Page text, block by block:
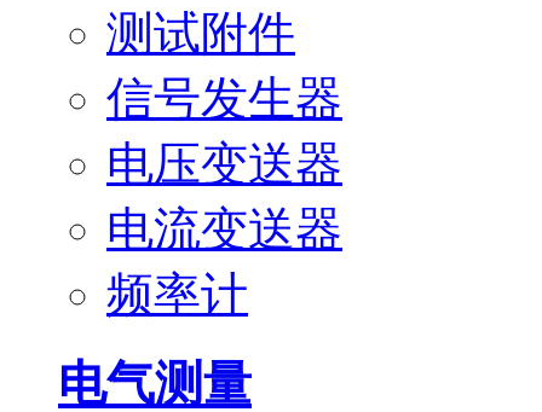
测试附件
信号发生器
电压变送器
电流变送器
频率计
电气测量